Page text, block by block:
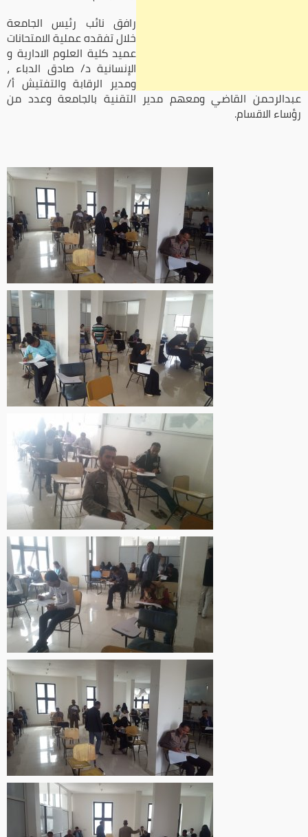
رافق نائب رئيس الجامعة
خلال تفقده عملية الامتحانات
عميد كلية العلوم الادارية و
الإنسانية د/ صادق الدباء ،
ومدير الرقابة والتفتيش أ/
عبدالرحمن القاضي ومعهم مدير التقنية بالجامعة وعدد من
رؤساء الاقسام.